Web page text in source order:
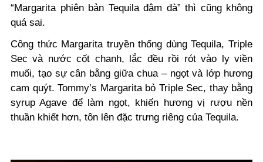
“Margarita phiên bản Tequila đậm đà” thì cũng không
quá sai.
Công thức Margarita truyền thống dùng Tequila, Triple
Sec và nước cốt chanh, lắc đều rồi rót vào ly viền
muối, tạo sự cân bằng giữa chua – ngọt và lớp hương
cam quýt. Tommy’s Margarita bỏ Triple Sec, thay bằng
syrup Agave để làm ngọt, khiến hương vị rượu nền
thuần khiết hơn, tôn lên đặc trưng riêng của Tequila.